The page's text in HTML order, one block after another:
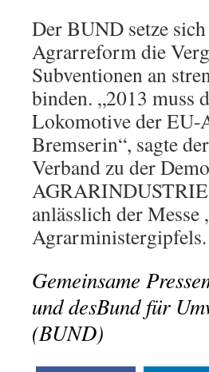
Der BUND setze
Agrarreform die
Subventionen an
binden. „2013 muss
Lokomotive der EU-
Bremserin“, sagte
Verband zu der
anlässlich der
Agrarministergipfels.
Gemeinsame
und desBund für
(BUND)